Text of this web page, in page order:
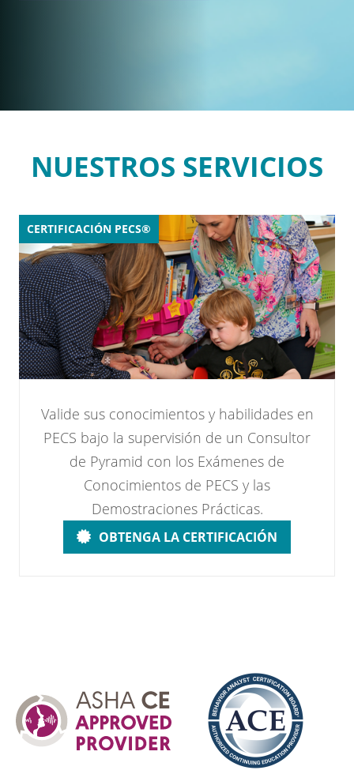
NUESTROS SERVICIOS
CERTIFICACIÓN PECS®
Valide sus conocimientos y habilidades en
PECS bajo la supervisión de un Consultor
de Pyramid con los Exámenes de
Conocimientos de PECS y las
Demostraciones Prácticas.
OBTENGA LA CERTIFICACIÓN